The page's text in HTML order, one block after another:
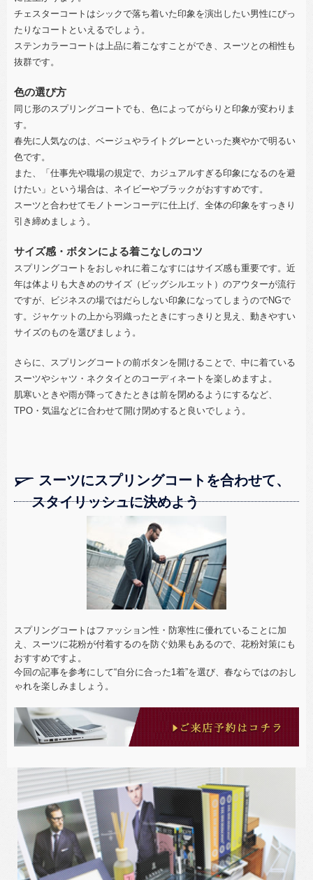
チェスターコートはシックで落ち着いた印象を演出したい男性にぴっ
たりなコートといえるでしょう。
ステンカラーコートは上品に着こなすことができ、スーツとの相性も
抜群です。
色の選び方
同じ形のスプリングコートでも、色によってがらりと印象が変わりま
す。
春先に人気なのは、ベージュやライトグレーといった爽やかで明るい
色です。
また、「仕事先や職場の規定で、カジュアルすぎる印象になるのを避
けたい」という場合は、ネイビーやブラックがおすすめです。
スーツと合わせてモノトーンコーデに仕上げ、全体の印象をすっきり
引き締めましょう。
サイズ感・ボタンによる着こなしのコツ
スプリングコートをおしゃれに着こなすにはサイズ感も重要です。近
年は体よりも大きめのサイズ（ビッグシルエット）のアウターが流行
ですが、ビジネスの場ではだらしない印象になってしまうのでNGで
す。ジャケットの上から羽織ったときにすっきりと見え、動きやすい
サイズのものを選びましょう。
さらに、スプリングコートの前ボタンを開けることで、中に着ている
スーツやシャツ・ネクタイとのコーディネートを楽しめますよ。
肌寒いときや雨が降ってきたときは前を閉めるようにするなど、
TPO・気温などに合わせて開け閉めすると良いでしょう。
スーツにスプリングコートを合わせて、
スタイリッシュに決めよう
スプリングコートはファッション性・防寒性に優れていることに加
え、スーツに花粉が付着するのを防ぐ効果もあるので、花粉対策にも
おすすめですよ。
今回の記事を参考にして“自分に合った1着”を選び、春ならではのおし
ゃれを楽しみましょう。